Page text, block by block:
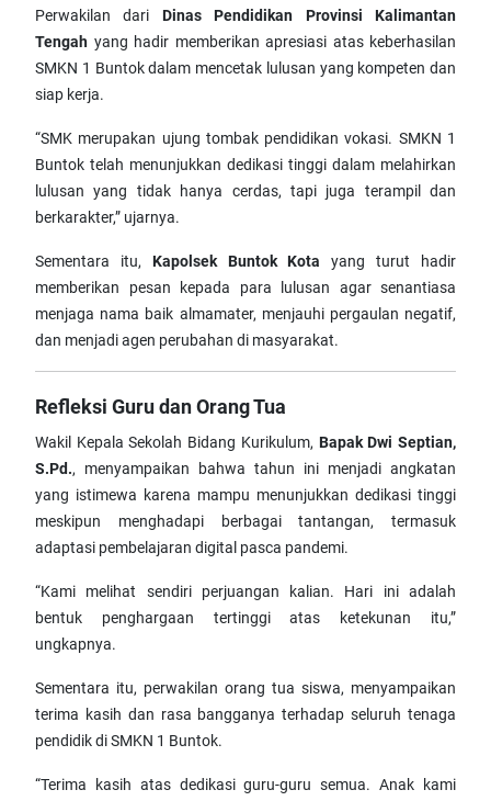
Perwakilan dari Dinas Pendidikan Provinsi Kalimantan
Tengah yang hadir memberikan apresiasi atas keberhasilan
SMKN 1 Buntok dalam mencetak lulusan yang kompeten dan
siap kerja.
“SMK merupakan ujung tombak pendidikan vokasi. SMKN 1
Buntok telah menunjukkan dedikasi tinggi dalam melahirkan
lulusan yang tidak hanya cerdas, tapi juga terampil dan
berkarakter,” ujarnya.
Sementara itu, Kapolsek Buntok Kota yang turut hadir
memberikan pesan kepada para lulusan agar senantiasa
menjaga nama baik almamater, menjauhi pergaulan negatif,
dan menjadi agen perubahan di masyarakat.
Refleksi Guru dan Orang Tua
Wakil Kepala Sekolah Bidang Kurikulum, Bapak Dwi Septian,
S.Pd., menyampaikan bahwa tahun ini menjadi angkatan
yang istimewa karena mampu menunjukkan dedikasi tinggi
meskipun menghadapi berbagai tantangan, termasuk
adaptasi pembelajaran digital pasca pandemi.
“Kami melihat sendiri perjuangan kalian. Hari ini adalah
bentuk penghargaan tertinggi atas ketekunan itu,”
ungkapnya.
Sementara itu, perwakilan orang tua siswa, menyampaikan
terima kasih dan rasa bangganya terhadap seluruh tenaga
pendidik di SMKN 1 Buntok.
“Terima kasih atas dedikasi guru-guru semua. Anak kami